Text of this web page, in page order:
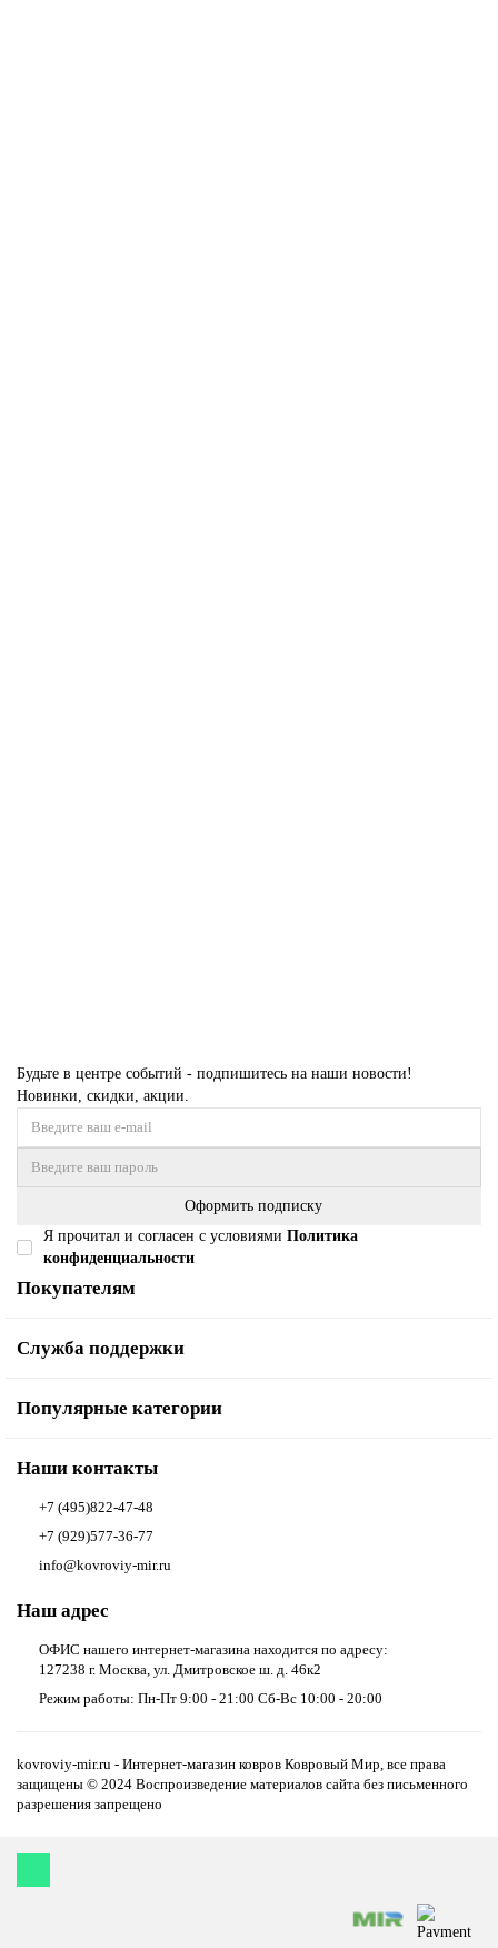
Будьте в центре событий - подпишитесь на наши новости!
Новинки, скидки, акции.
Оформить подписку
Я прочитал и согласен с условиями Политика
конфиденциальности
Покупателям
Служба поддержки
Популярные категории
Наши контакты
+7 (495)822-47-48
+7 (929)577-36-77
info@kovroviy-mir.ru
Наш адрес
ОФИС нашего интернет-магазина находится по адресу:
127238 г. Москва, ул. Дмитровское ш. д. 46к2
Режим работы: Пн-Пт 9:00 - 21:00 Сб-Вс 10:00 - 20:00
kovroviy-mir.ru - Интернет-магазин ковров Ковровый Мир, все права
защищены © 2024 Воспроизведение материалов сайта без письменного
разрешения запрещено